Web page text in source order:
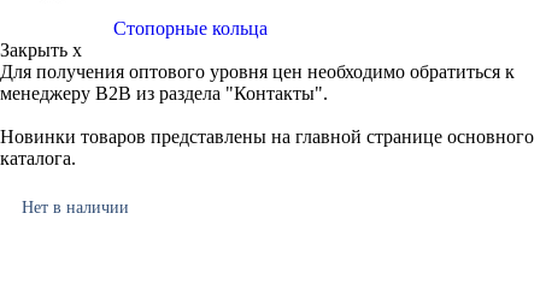
Стопорные кольца
Закрыть x
Для получения оптового уровня цен необходимо обратиться к
менеджеру B2B из раздела "Контакты".
Новинки товаров представлены на главной странице основного
каталога.
Нет в наличии